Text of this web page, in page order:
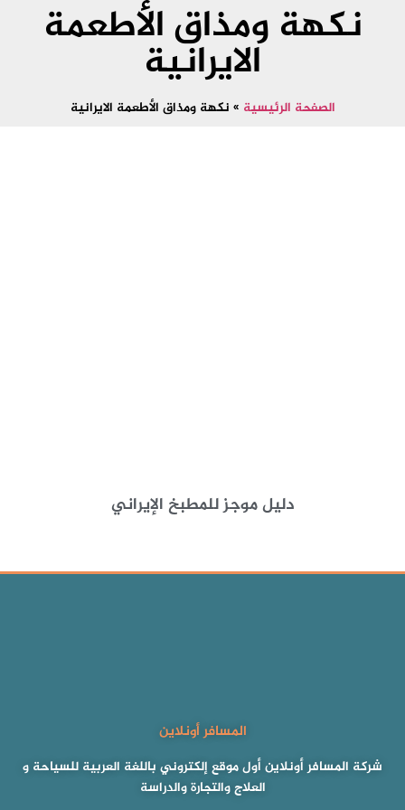
نكهة ومذاق الأطعمة
الايرانية
الصفحة الرئيسية » نكهة ومذاق الأطعمة الايرانية
دليل موجز للمطبخ الإيراني
المسافر أونلاين
شركة المسافر أونلاين أول موقع إلكتروني باللغة العربية للسياحة و
العلاج والتجارة والدراسة